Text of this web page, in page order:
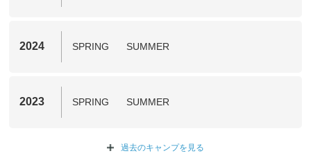
2024 SPRING SUMMER
2023 SPRING SUMMER
過去のキャンプを 見る